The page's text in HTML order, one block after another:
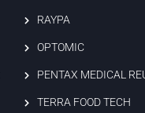
RAYPA
OPTOMIC
PENTAX MEDICAL
TERRA FOOD TECH